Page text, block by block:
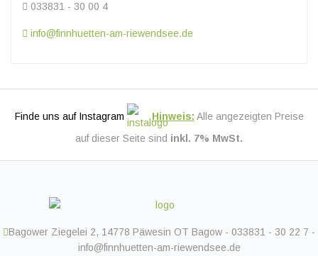
033831 - 30 00 4
info@finnhuetten-am-riewendsee.de
Finde uns auf Instagram Hinweis: Alle angezeigten Preise
auf dieser Seite sind inkl. 7% MwSt.
Bagower Ziegelei 2, 14778 Päwesin OT Bagow - 033831 - 30 22 7 -
info@finnhuetten-am-riewendsee.de